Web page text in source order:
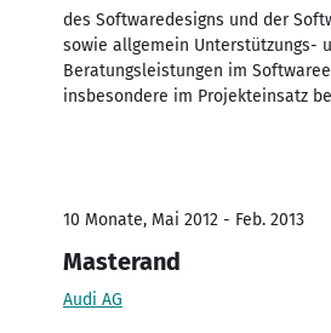
des Softwaredesigns und der
sowie allgemein Unterstützungs-
Beratungsleistungen im
insbesondere im Projekteinsatz
10 Monate, Mai 2012 - Feb. 2013
Masterand
Audi AG